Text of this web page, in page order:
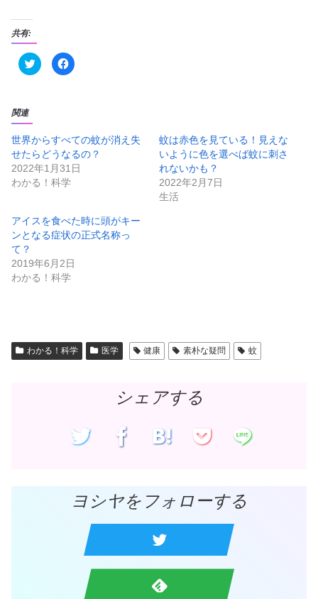
共有:
ク
リ
t
t
e
r
で
共
有
い
ウ
ィ
ド
ウ
で
開
F
a
共
有
す
る
に
は
ク
し
て
く
さ
い
(
新
ウ
で
開
関連
世界からすべての蚊が消え失
せたらどうなるの？
2022年1月31日
わかる！科学
蚊は赤色を見ている！見えな
いように色を選べば蚊に刺さ
れないかも？
2022年2月7日
生活
アイスを食べた時に頭がキー
ンとなる症状の正式名称っ
て？
2019年6月2日
わかる！科学
わかる！科学 医学 健康 素朴な疑問 蚊
シェアする
ヨシヤをフォローする